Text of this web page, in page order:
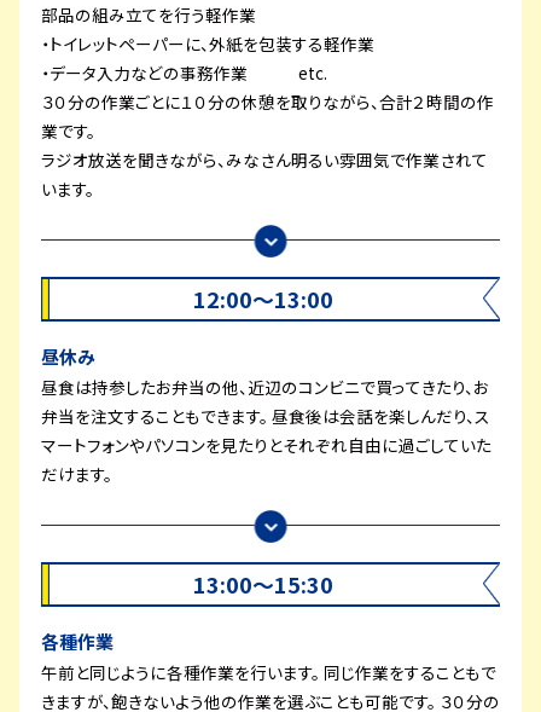
部品の組み立てを行う軽作業
・トイレットペーパーに、外紙を包装する軽作業
・データ入力などの事務作業 etc.
３０分の作業ごとに１０分の休憩を取りながら、合計２時間の作
業です。
ラジオ放送を聞きながら、みなさん明るい雰囲気で作業されて
います。
12:00～13:00
昼休み
昼食は持参したお弁当の他、近辺のコンビニで買ってきたり、お
弁当を注文することもできます。 昼食後は会話を楽しんだり、ス
マートフォンやパソコンを見たりとそれぞれ自由に過ごしていた
だけます。
13:00～15:30
各種作業
午前と同じように各種作業を行います。 同じ作業をすることもで
きますが、飽きないよう他の作業を選ぶことも可能です。 ３０分の